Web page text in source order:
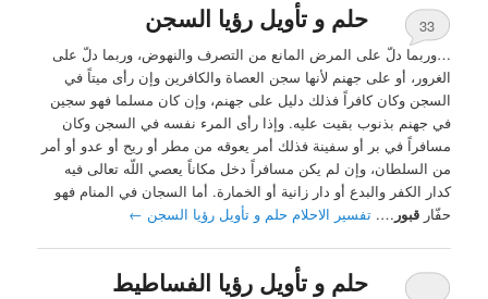
حلم و تأويل رؤيا السجن
33
…وربما دلّ على المرض المانع من التصرف والنهوض، وربما دلّ على
الغرور، أو على جهنم لأنها سجن العصاة والكافرين وإن رأى ميتاً في
السجن وكان كافراً فذلك دليل على جهنم، وإن كان مسلما فهو سجين
في جهنم بذنوب بقيت عليه. وإذا رأى المرء نفسه في السجن وكان
مسافراً في بر أو سفينة فذلك أمر يعوقه من مطر أو ريح أو عدو أو أمر
من السلطان، وإن لم يكن مسافراً دخل مكاناً يعصي اللّه تعالى فيه
كدار الكفر والبدع أو دار زانية أو الخمارة. أما السجان في المنام فهو
حفّارقبور ….تفسير الاحلام حلم و تأويل رؤيا السجن ←
حلم و تأويل رؤيا الفساطيط